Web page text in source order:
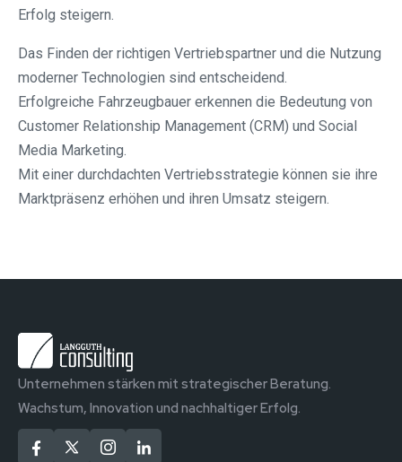
Erfolg steigern.
Das Finden der richtigen Vertriebspartner und die Nutzung
moderner Technologien sind entscheidend.
Erfolgreiche Fahrzeugbauer erkennen die Bedeutung von
Customer Relationship Management (CRM) und Social
Media Marketing.
Mit einer durchdachten Vertriebsstrategie können sie ihre
Marktpräsenz erhöhen und ihren Umsatz steigern.
Unternehmen stärken mit strategischer Beratung.
Wachstum, Innovation und nachhaltiger Erfolg.